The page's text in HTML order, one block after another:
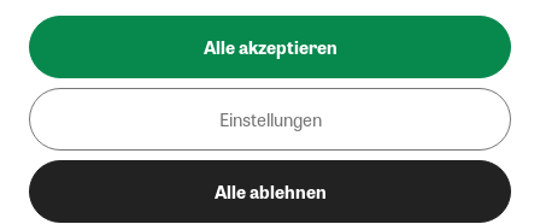
Alle akzeptieren
Einstellungen
Alle ablehnen
AGB
Widerrufsbelehrung
Barrierefreiheit
Cookies/Tracking